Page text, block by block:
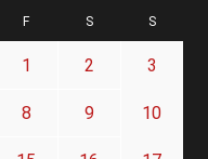
F S S
1 2 3
8 9 10